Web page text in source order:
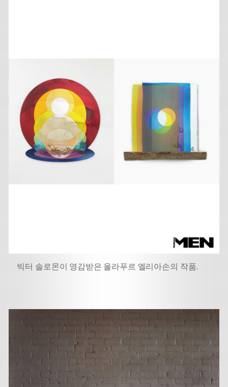
빅터 솔로몬이 영감받은 올라푸르 엘리아손의 작품.